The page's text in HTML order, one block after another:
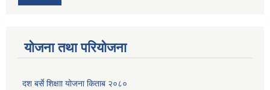
योजना तथा परियोजना
दश बर्से शिक्षाा योजना किताब २०८०